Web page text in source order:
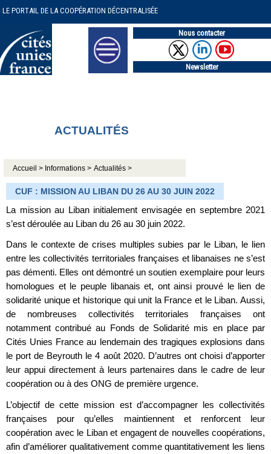
LE PORTAIL DE LA COOPÉRATION DÉCENTRALISÉE
Nous contacter
Newsletter
ACTUALITÉS
Accueil > Informations > Actualités >
CUF : MISSION AU LIBAN DU 26 AU 30 JUIN 2022
La mission au Liban initialement envisagée en septembre 2021
s’est déroulée au Liban du 26 au 30 juin 2022.
Dans le contexte de crises multiples subies par le Liban, le lien
entre les collectivités territoriales françaises et libanaises ne s’est
pas démenti. Elles ont démontré un soutien exemplaire pour leurs
homologues et le peuple libanais et, ont ainsi prouvé le lien de
solidarité unique et historique qui unit la France et le Liban. Aussi,
de nombreuses collectivités territoriales françaises ont
notamment contribué au Fonds de Solidarité mis en place par
Cités Unies France au lendemain des tragiques explosions dans
le port de Beyrouth le 4 août 2020. D’autres ont choisi d’apporter
leur appui directement à leurs partenaires dans le cadre de leur
coopération ou à des ONG de première urgence.
L’objectif de cette mission est d’accompagner les collectivités
françaises pour qu’elles maintiennent et renforcent leur
coopération avec le Liban et engagent de nouvelles coopérations,
afin d’améliorer qualitativement comme quantitativement les liens